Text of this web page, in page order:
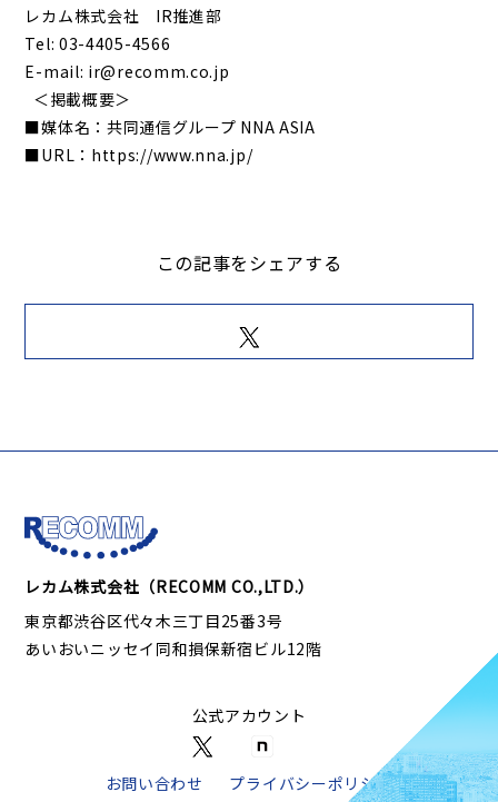
レカム株式会社 IR推進部
Tel: 03-4405-4566
E-mail: ir@recomm.co.jp
＜掲載概要＞
■媒体名：共同通信グループ NNA ASIA
■URL： https://www.nna.jp/
この記事をシェアする
レカム株式会社（RECOMM CO.,LTD.）
東京都渋谷区代々木三丁目25番3号
あいおいニッセイ同和損保新宿ビル12階
公式アカウント
お問い合わせ プライバシーポリシー